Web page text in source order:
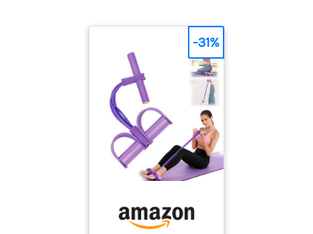
-31%